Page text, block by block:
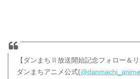
【ダンまちⅡ放送開始記念フォロー＆リ
ダンまちアニメ公式(